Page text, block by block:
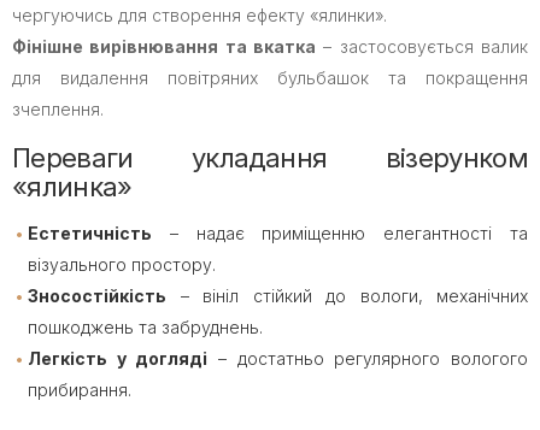
чергуючись для створення ефекту «ялинки».
Фінішне вирівнювання та вкатка – застосовується валик
для видалення повітряних бульбашок та покращення
зчеплення.
Переваги укладання візерунком
«ялинка»
Естетичність – надає приміщенню елегантності та
візуального простору.
Зносостійкість – вініл стійкий до вологи, механічних
пошкоджень та забруднень.
Легкість у догляді – достатньо регулярного вологого
прибирання.